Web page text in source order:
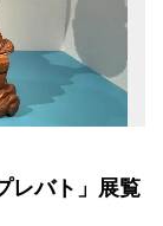
レバト」展覧